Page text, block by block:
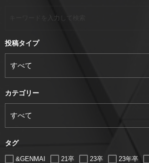
投稿タイプ
カテゴリー
タグ
&GENMAI 21卒 23卒 23年卒